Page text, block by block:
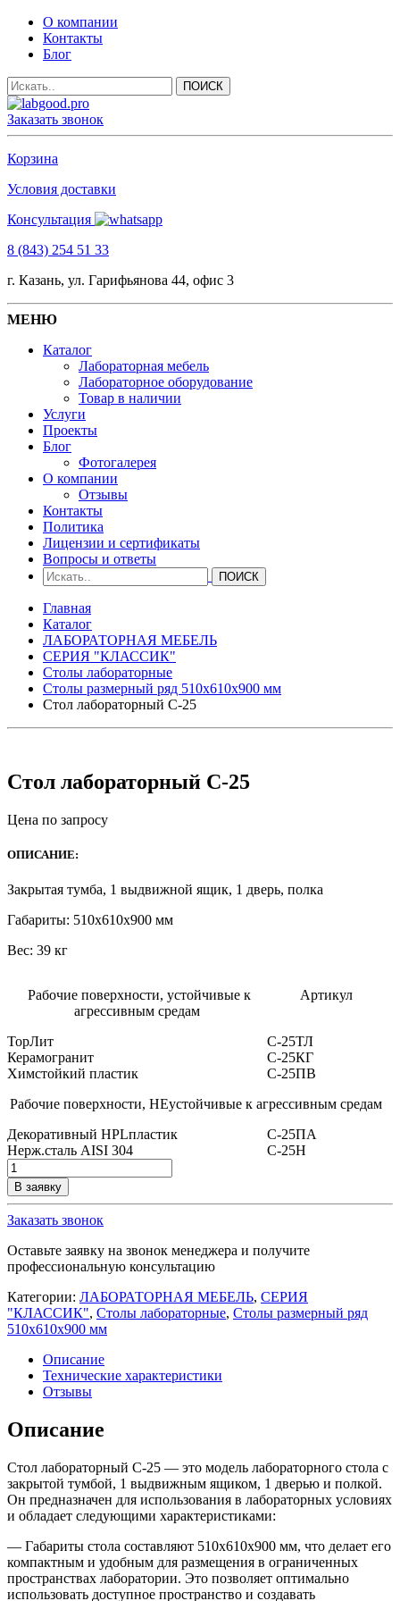
О компании
Контакты
Блог
Заказать звонок
Корзина
Условия доставки
Консультация
8 (843) 254 51 33
г. Казань, ул. Гарифьянова 44, офис 3
МЕНЮ
Каталог
Лабораторная мебель
Лабораторное оборудование
Товар в наличии
Услуги
Проекты
Блог
Фотогалерея
О компании
Отзывы
Контакты
Политика
Лицензии и сертификаты
Вопросы и ответы
Главная
Каталог
ЛАБОРАТОРНАЯ МЕБЕЛЬ
СЕРИЯ "КЛАССИК"
Столы лабораторные
Столы размерный ряд 510х610х900 мм
Стол лабораторный С-25
Стол лабораторный С-25
Цена по запросу
ОПИСАНИЕ:
Закрытая тумба, 1 выдвижной ящик, 1 дверь, полка
Габариты: 510х610х900 мм
Вес: 39 кг
Рабочие поверхности, устойчивые к
агрессивным средам
Артикул
ТорЛит С-25ТЛ
Керамогранит
С-25КГ
Химстойкий пластик
С-25ПВ
Рабочие поверхности, НЕустойчивые к агрессивным средам
Декоративный HPLпластик С-25ПА
Нерж.сталь AISI 304 С-25Н
Количество
товара
Стол
лабораторный
С-25
В заявку
Заказать звонок
Оставьте заявку на звонок менеджера и получите
профессиональную консультацию
Категории: ЛАБОРАТОРНАЯ МЕБЕЛЬ, СЕРИЯ
"КЛАССИК", Столы лабораторные, Столы размерный ряд
510х610х900 мм
Описание
Технические характеристики
Отзывы
Описание
Стол лабораторный С-25 — это модель лабораторного стола с
закрытой тумбой, 1 выдвижным ящиком, 1 дверью и полкой.
Он предназначен для использования в лабораторных условиях
и обладает следующими характеристиками:
— Габариты стола составляют 510х610х900 мм, что делает его
компактным и удобным для размещения в ограниченных
пространствах лаборатории. Это позволяет оптимально
использовать доступное пространство и создавать